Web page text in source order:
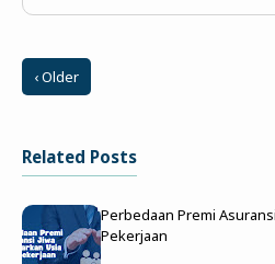
‹ Older
Related Posts
Perbedaan Premi
Pekerjaan